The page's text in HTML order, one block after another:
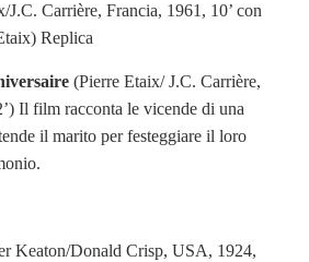
J.C. Carrière, Francia, 1961, 10’ con
Replica
(Pierre Etaix/ J.C. Carrière,
Il film racconta le vicende di una
il marito per festeggiare il loro
Keaton/Donald Crisp, USA, 1924,